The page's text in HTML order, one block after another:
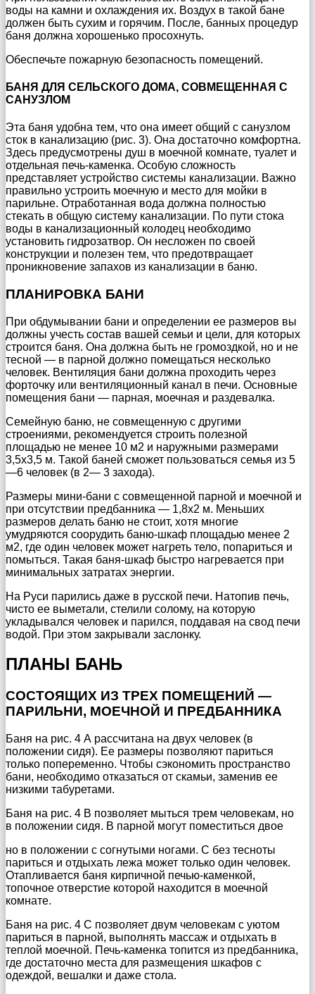
воды на камни и охлаждения их. Воздух в такой бане
должен быть сухим и горячим. После, банных процедур
баня должна хорошенько просохнуть.
Обеспечьте пожарную безопасность помещений.
БАНЯ ДЛЯ СЕЛЬСКОГО ДОМА, СОВМЕЩЕННАЯ С
САНУЗЛОМ
Эта баня удобна тем, что она имеет общий с санузлом
сток в канализацию (рис. 3). Она достаточно комфортна.
Здесь предусмотрены душ в моечной комнате, туалет и
отдельная печь-каменка. Особую сложность
представляет устройство системы канализации. Важно
правильно устроить моечную и место для мойки в
парильне. Отработанная вода должна полностью
стекать в общую систему канализации. По пути стока
воды в канализационный колодец необходимо
установить гидрозатвор. Он несложен по своей
конструкции и полезен тем, что предотвращает
проникновение запахов из канализации в баню.
ПЛАНИРОВКА БАНИ
При обдумывании бани и определении ее размеров вы
должны учесть состав вашей семьи и цели, для которых
строится баня. Она должна быть не громоздкой, но и не
тесной — в парной должно помещаться несколько
человек. Вентиляция бани должна проходить через
форточку или вентиляционный канал в печи. Основные
помещения бани — парная, моечная и раздевалка.
Семейную баню, не совмещенную с другими
строениями, рекомендуется строить полезной
площадью не менее 10 м2 и наружными размерами
3,5х3,5 м. Такой баней сможет пользоваться семья из 5
—6 человек (в 2— 3 захода).
Размеры мини-бани с совмещенной парной и моечной и
при отсутствии предбанника — 1,8х2 м. Меньших
размеров делать баню не стоит, хотя многие
умудряются соорудить баню-шкаф площадью менее 2
м2, где один человек может нагреть тело, попариться и
помыться. Такая баня-шкаф быстро нагревается при
минимальных затратах энергии.
На Руси парились даже в русской печи. Натопив печь,
чисто ее выметали, стелили солому, на которую
укладывался человек и парился, поддавая на свод печи
водой. При этом закрывали заслонку.
ПЛАНЫ БАНЬ
СОСТОЯЩИХ ИЗ ТРЕХ ПОМЕЩЕНИЙ —
ПАРИЛЬНИ, МОЕЧНОЙ И ПРЕДБАННИКА
Баня на рис. 4 А рассчитана на двух человек (в
положении сидя). Ее размеры позволяют париться
только попеременно. Чтобы сэкономить пространство
бани, необходимо отказаться от скамьи, заменив ее
низкими табуретами.
Баня на рис. 4 В позволяет мыться трем человекам, но
в положении сидя. В парной могут поместиться двое
но в положении с согнутыми ногами. С без тесноты
париться и отдыхать лежа может только один человек.
Отапливается баня кирпичной печью-каменкой,
топочное отверстие которой находится в моечной
комнате.
Баня на рис. 4 С позволяет двум человекам с уютом
париться в парной, выполнять массаж и отдыхать в
теплой моечной. Печь-каменка топится из предбанника,
где достаточно места для размещения шкафов с
одеждой, вешалки и даже стола.